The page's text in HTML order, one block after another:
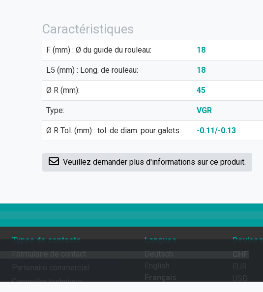
Caractéristiques
F (mm) : Ø du guide du rouleau: 18
L5 (mm) : Long. de rouleau: 18
Ø R (mm): 45
Type: VGR
Ø R Tol. (mm) : tol. de diam. pour galets: -0.11/-0.13
Veuillez demander plus d'informations sur ce produit.
Types de contacts
Formulaire de contact
Conseiller technique
Langues
Deutsch
Devises
CHF